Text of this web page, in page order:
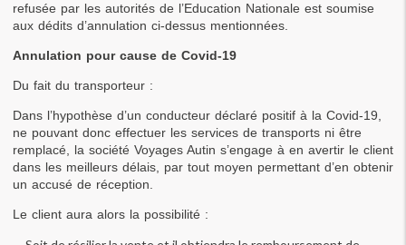
refusée par les autorités de l’Education Nationale est soumise
aux dédits d’annulation ci-dessus mentionnées.
Annulation pour cause de Covid-19
Du fait du transporteur :
Dans l’hypothèse d’un conducteur déclaré positif à la Covid-19,
ne pouvant donc effectuer les services de transports ni être
remplacé, la société Voyages Autin s’engage à en avertir le client
dans les meilleurs délais, par tout moyen permettant d’en obtenir
un accusé de réception.
Le client aura alors la possibilité :